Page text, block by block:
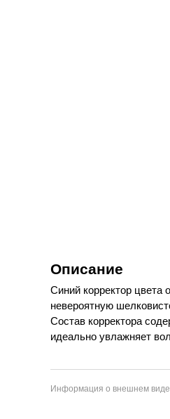
Описание
Синий корректор цвета
невероятную
Состав корректора
идеально увлажняет
Информация о внешнем виде,